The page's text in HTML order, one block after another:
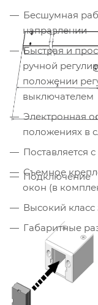
Бесшумная
направлении
Быстрая и
ручной
положении
выключателем
Электронная
положениях в
Поставляется
Съемное
окон (в
Высокий
Габаритные
Подключение